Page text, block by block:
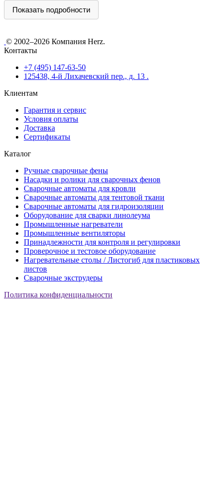
Показать подробности
© 2002–2026 Компания Herz.
Контакты
+7 (495) 147-63-50
125438, 4-й Лихачевский пер., д. 13 .
Клиентам
Гарантия и сервис
Условия оплаты
Доставка
Сертификаты
Каталог
Ручные сварочные фены
Насадки и ролики для сварочных фенов
Сварочные автоматы для кровли
Сварочные автоматы для тентовой ткани
Сварочные автоматы для гидроизоляции
Оборудование для сварки линолеума
Промышленные нагреватели
Промышленные вентиляторы
Принадлежности для контроля и регулировки
Проверочное и тестовое оборудование
Нагревательные столы / Листогиб для пластиковых
листов
Сварочные экструдеры
Политика конфиденциальности